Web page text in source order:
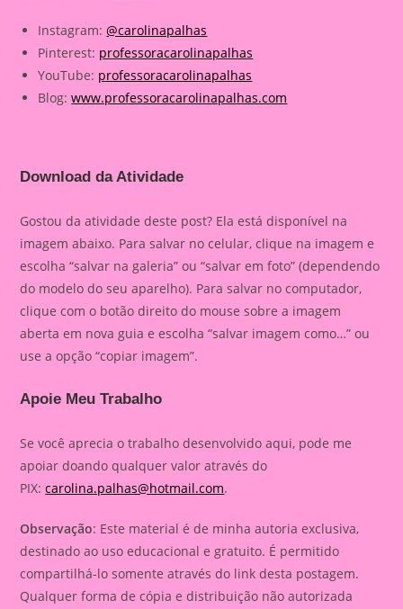
Instagram:@carolinapalhas
Pinterest: professoracarolinapalhas
YouTube: professoracarolinapalhas
Blog:www.professoracarolinapalhas.com
Download da Atividade
Gostou da atividade deste post? Ela está disponível na
imagem abaixo. Para salvar no celular, clique na imagem e
escolha “salvar na galeria” ou “salvar em foto” (dependendo
do modelo do seu aparelho). Para salvar no computador,
clique com o botão direito do mouse sobre a imagem
aberta em nova guia e escolha “salvar imagem como…” ou
use a opção “copiar imagem”.
Apoie Meu Trabalho
Se você aprecia o trabalho desenvolvido aqui, pode me
apoiar doando qualquer valor através do
PIX:carolina.palhas@hotmail.com.
Observação: Este material é de minha autoria exclusiva,
destinado ao uso educacional e gratuito. É permitido
compartilhá-lo somente através do link desta postagem.
Qualquer forma de cópia e distribuição não autorizada